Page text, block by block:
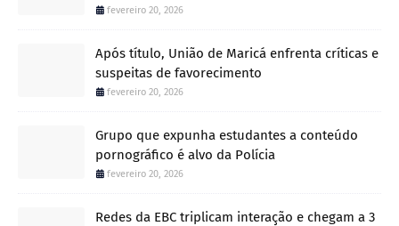
fevereiro 20, 2026
Após título, União de Maricá enfrenta críticas e
suspeitas de favorecimento
fevereiro 20, 2026
Grupo que expunha estudantes a conteúdo
pornográfico é alvo da Polícia
fevereiro 20, 2026
Redes da EBC triplicam interação e chegam a 3